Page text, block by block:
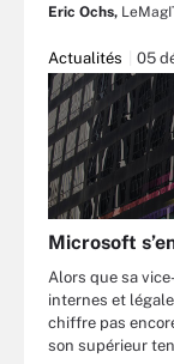
Eric Ochs,
Actualités 05
Microsoft
Alors que sa
internes et
chiffre pas
son supérieur